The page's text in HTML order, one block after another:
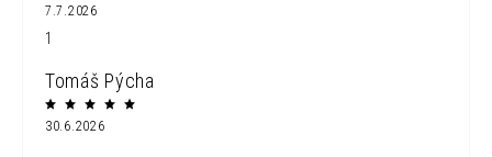
7.7.2026
1
Tomáš Pýcha
30.6.2026